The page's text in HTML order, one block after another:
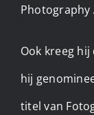
Photography
Ook kreeg hij
hij
titel van